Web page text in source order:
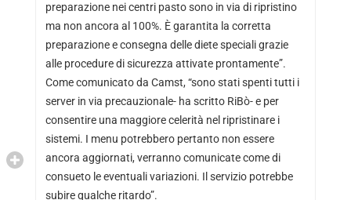
preparazione nei centri pasto sono in via di ripristino
ma non ancora al 100%. È garantita la corretta
preparazione e consegna delle diete speciali grazie
alle procedure di sicurezza attivate prontamente”.
Come comunicato da Camst, “sono stati spenti tutti i
server in via precauzionale- ha scritto RiBò- e per
consentire una maggiore celerità nel ripristinare i
sistemi. I menu potrebbero pertanto non essere
ancora aggiornati, verranno comunicate come di
consueto le eventuali variazioni. Il servizio potrebbe
subire qualche ritardo”.